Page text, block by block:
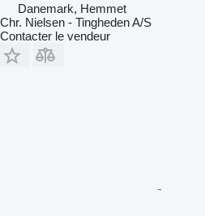
Danemark, Hemmet
Chr. Nielsen - Tingheden A/S
Contacter le vendeur